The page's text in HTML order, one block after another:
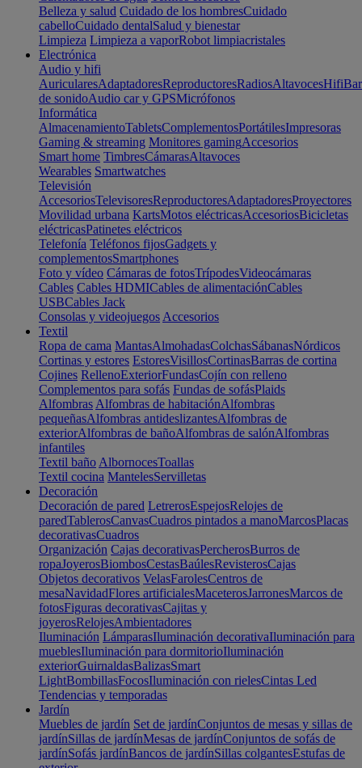
Belleza y salud Cuidado de los hombresCuidado
cabelloCuidado dentalSalud y bienestar
Limpieza Limpieza a vaporRobot limpiacristales
Electrónica
Audio y hifi
AuricularesAdaptadoresReproductoresRadiosAltavocesHifi
de sonidoAudio car y GPSMicrófonos
Informática
AlmacenamientoTabletsComplementosPortátilesImpresoras
Gaming & streaming Monitores gamingAccesorios
Smart home TimbresCámarasAltavoces
Wearables Smartwatches
Televisión
AccesoriosTelevisoresReproductoresAdaptadoresProyectores
Movilidad urbana KartsMotos eléctricasAccesoriosBicicletas
eléctricasPatinetes eléctricos
Telefonía Teléfonos fijosGadgets y
complementosSmartphones
Foto y vídeo Cámaras de fotosTrípodesVideocámaras
Cables Cables HDMICables de alimentaciónCables
USBCables Jack
Consolas y videojuegos Accesorios
Textil
Ropa de cama MantasAlmohadasColchasSábanasNórdicos
Cortinas y estores EstoresVisillosCortinasBarras de cortina
Cojines RellenoExteriorFundasCojín con relleno
Complementos para sofás Fundas de sofásPlaids
Alfombras Alfombras de habitaciónAlfombras
pequeñasAlfombras antideslizantesAlfombras de
exteriorAlfombras de bañoAlfombras de salónAlfombras
infantiles
Textil baño AlbornocesToallas
Textil cocina MantelesServilletas
Decoración
Decoración de pared LetrerosEspejosRelojes de
paredTablerosCanvasCuadros pintados a manoMarcosPlacas
decorativasCuadros
Organización Cajas decorativasPercherosBurros de
ropaJoyerosBiombosCestasBaúlesRevisterosCajas
Objetos decorativos VelasFarolesCentros de
mesaNavidadFlores artificialesMaceterosJarronesMarcos de
fotosFiguras decorativasCajitas y
joyerosRelojesAmbientadores
Iluminación LámparasIluminación decorativaIluminación para
mueblesIluminación para dormitorioIluminación
exteriorGuirnaldasBalizasSmart
LightBombillasFocosIluminación con rielesCintas Led
Tendencias y temporadas
Jardín
Muebles de jardín Set de jardínConjuntos de mesas y sillas de
jardínSillas de jardínMesas de jardínConjuntos de sofás de
jardínSofás jardínBancos de jardínSillas colgantesEstufas de